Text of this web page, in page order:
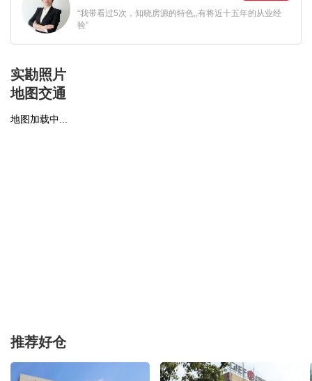
“我带看过5次，知晓房源的特色,,有将近十五年的从业经
验”
实勘照片
地图交通
地图加载中...
推荐好仓